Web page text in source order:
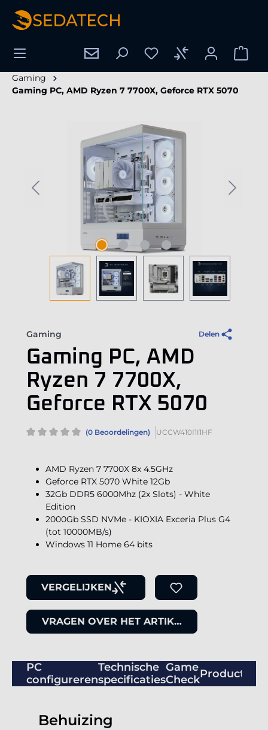
Gaming
Gaming PC, AMD Ryzen 7 7700X, Geforce RTX 5070
Afbeeldingengalerij overslaan
Gaming Delen
Gaming PC, AMD
Ryzen 7 7700X,
Geforce RTX 5070
(0 Beoordelingen) UCCW410I1I1HF
AMD Ryzen 7 7700X 8x 4.5GHz
Geforce RTX 5070 White 12Gb
32Gb DDR5 6000Mhz (2x Slots) - White
Edition
2000Gb SSD NVMe - KIOXIA Exceria Plus G4
(tot 10000MB/s)
Windows 11 Home 64 bits
VERGELIJKEN
VRAGEN OVER HET ARTIKEL
PC
configureren
Technische
specificaties
Game
Check
Behuizing